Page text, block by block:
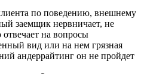
по поведению, внешнему
заемщик нервничает, не
на вопросы
вид или на нем грязная
андеррайтинг он не пройдет